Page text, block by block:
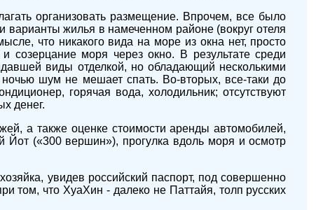
организовать размещение. Впрочем, все было
варианты жилья в намеченном районе (вокруг отеля
что никакого вида на море из окна нет, просто
моря через окно. В результате среди
виды отделкой, но обладающий несколькими
ночью шум не мешает спать. Во-вторых, все-таки до
горячая вода, холодильник; отсутствуют
денег.
а также оценке стоимости аренды автомобилей,
(«300 вершин»), прогулка вдоль моря и осмотр
увидев российский паспорт, под совершенно
том, что ХуаХин - далеко не Паттайя, толп русских